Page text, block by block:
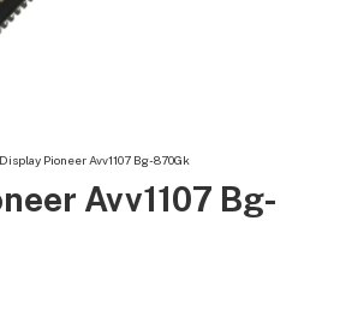
Display Pioneer Avv1107 Bg-870Gk
Avv1107 Bg-